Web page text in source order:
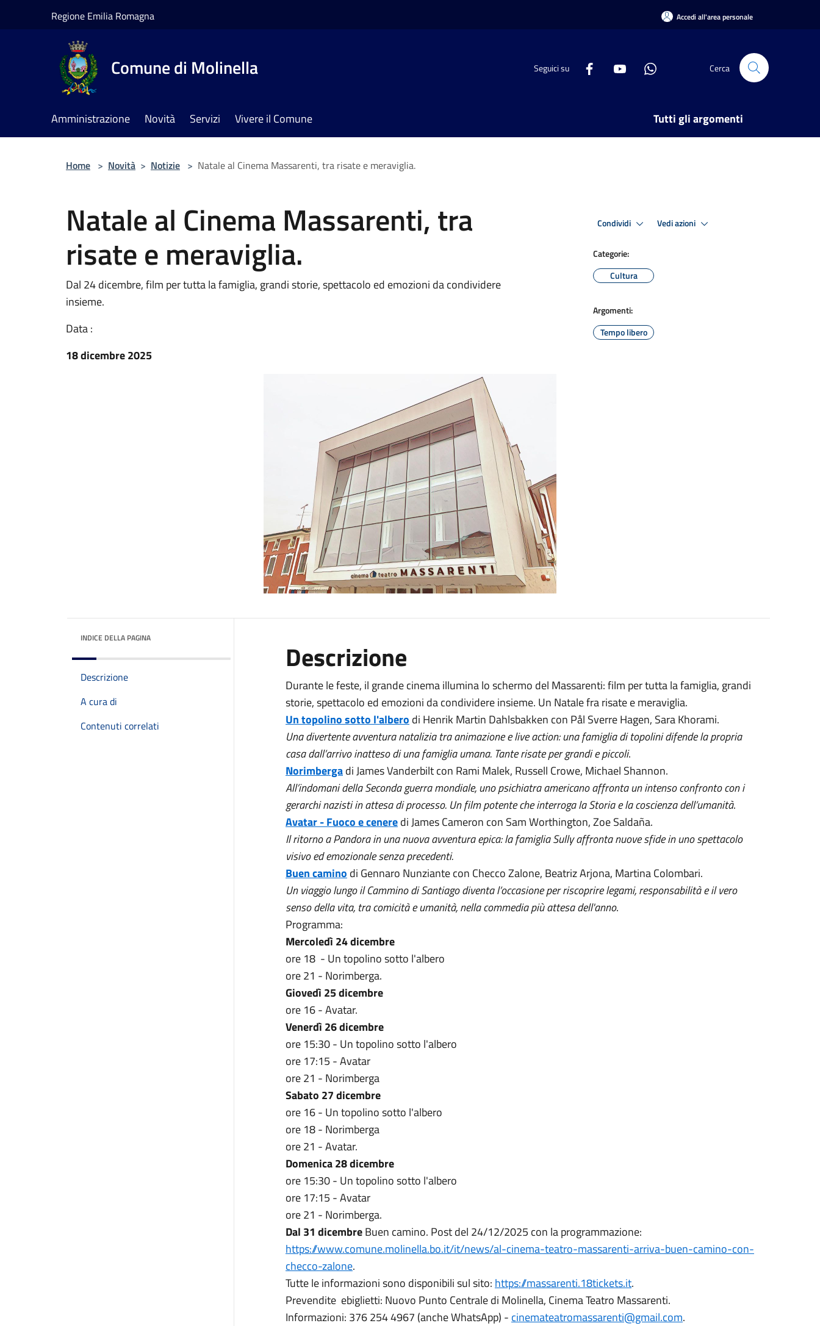
Regione Emilia Romagna Accedi all'area personale
Comune di Molinella Seguici su Cerca
Amministrazione Novità Servizi Vivere il Comune Tutti gli argomenti
Home > Novità > Notizie > Natale al Cinema Massarenti, tra risate e meraviglia.
Natale al Cinema Massarenti, tra
risate e meraviglia.
Dal 24 dicembre, film per tutta la famiglia, grandi storie, spettacolo ed emozioni da condividere
insieme.
Data :
18 dicembre 2025
Condividi Vedi azioni
Categorie:
Cultura
Argomenti:
Tempo libero
INDICE DELLA PAGINA
Descrizione
A cura di
Contenuti correlati
Descrizione
Durante le feste, il grande cinema illumina lo schermo del Massarenti: film per tutta la famiglia, grandi
storie, spettacolo ed emozioni da condividere insieme. Un Natale fra risate e meraviglia.
Un topolino sotto l'albero di Henrik Martin Dahlsbakken con Pål Sverre Hagen, Sara Khorami.
Una divertente avventura natalizia tra animazione e live action: una famiglia di topolini difende la propria
casa dall’arrivo inatteso di una famiglia umana. Tante risate per grandi e piccoli.
Norimbergadi James Vanderbilt con Rami Malek, Russell Crowe, Michael Shannon.
All’indomani della Seconda guerra mondiale, uno psichiatra americano affronta un intenso confronto con i
gerarchi nazisti in attesa di processo. Un film potente che interroga la Storia e la coscienza dell’umanità.
Avatar - Fuoco e ceneredi James Cameron con Sam Worthington, Zoe Saldaña.
Il ritorno a Pandora in una nuova avventura epica: la famiglia Sully affronta nuove sfide in uno spettacolo
visivo ed emozionale senza precedenti.
Buen camino di Gennaro Nunziante con Checco Zalone, Beatriz Arjona, Martina Colombari.
Un viaggio lungo il Cammino di Santiago diventa l’occasione per riscoprire legami, responsabilità e il vero
senso della vita, tra comicità e umanità, nella commedia più attesa dell'anno.
Programma:
Mercoledì 24 dicembre
ore 18 - Un topolino sotto l'albero
ore 21 - Norimberga.
Giovedì 25 dicembre
ore 16 - Avatar.
Venerdì 26 dicembre
ore 15:30 - Un topolino sotto l'albero
ore 17:15 - Avatar
ore 21 - Norimberga
Sabato 27 dicembre
ore 16 - Un topolino sotto l'albero
ore 18 - Norimberga
ore 21 - Avatar.
Domenica 28 dicembre
ore 15:30 - Un topolino sotto l'albero
ore 17:15 - Avatar
ore 21 - Norimberga.
Dal 31 dicembreBuen camino. Post del 24/12/2025 con la programmazione:
https://www.comune.molinella.bo.it/it/news/al-cinema-teatro-massarenti-arriva-buen-camino-con-
checco-zalone.
Tutte le informazioni sono disponibili sul sito: https://massarenti.18tickets.it.
Prevendite ebiglietti: Nuovo Punto Centrale di Molinella, Cinema Teatro Massarenti.
Informazioni: 376 254 4967 (anche WhatsApp) - cinemateatromassarenti@gmail.com.